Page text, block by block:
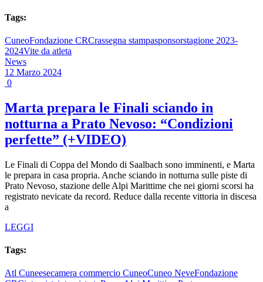
Tags:
CuneoFondazione CRCrassegna stampasponsorstagione 2023-
2024Vite da atleta
News
12 Marzo 2024
0
Marta prepara le Finali sciando in
notturna a Prato Nevoso: “Condizioni
perfette” (+VIDEO)
Le Finali di Coppa del Mondo di Saalbach sono imminenti, e Marta
le prepara in casa propria. Anche sciando in notturna sulle piste di
Prato Nevoso, stazione delle Alpi Marittime che nei giorni scorsi ha
registrato nevicate da record. Reduce dalla recente vittoria in discesa
a
LEGGI
Tags:
Atl Cuneesecamera commercio CuneoCuneo NeveFondazione